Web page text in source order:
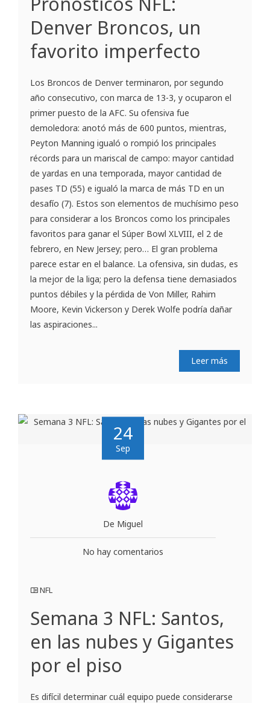
Denver Broncos, un
favorito imperfecto
Los Broncos de Denver terminaron, por segundo
año consecutivo, con marca de 13-3, y ocuparon el
primer puesto de la AFC. Su ofensiva fue
demoledora: anotó más de 600 puntos, mientras,
Peyton Manning igualó o rompió los principales
récords para un mariscal de campo: mayor cantidad
de yardas en una temporada, mayor cantidad de
pases TD (55) e igualó la marca de más TD en un
desafío (7). Estos son elementos de muchísimo peso
para considerar a los Broncos como los principales
favoritos para ganar el Súper Bowl XLVIII, el 2 de
febrero, en New Jersey; pero… El gran problema
parece estar en el balance. La ofensiva, sin dudas, es
la mejor de la liga; pero la defensa tiene demasiados
puntos débiles y la pérdida de Von Miller, Rahim
Moore, Kevin Vickerson y Derek Wolfe podría dañar
las aspiraciones...
Leer más
24
Sep
De Miguel
No hay comentarios
NFL
Semana 3 NFL: Santos,
en las nubes y Gigantes
por el piso
Es difícil determinar cuál equipo puede considerarse